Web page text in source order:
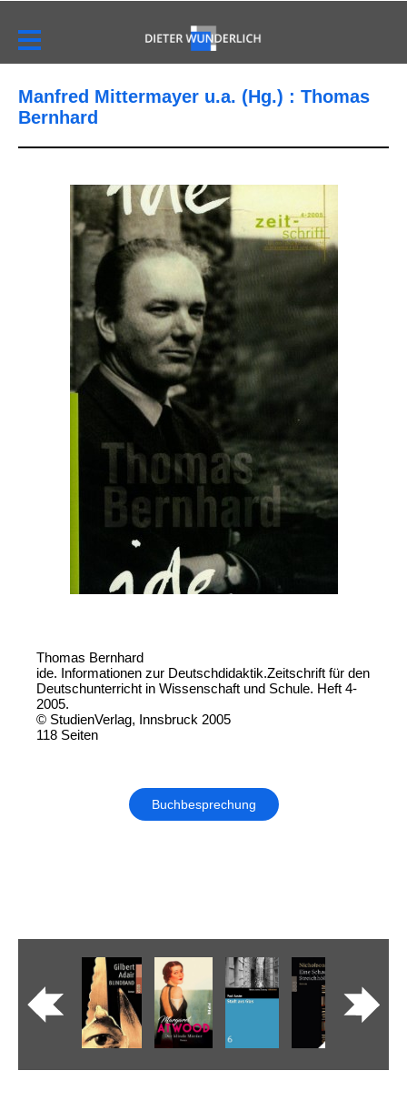
Manfred Mittermayer u.a. (Hg.) : Thomas
Bernhard
Thomas Bernhard
ide. Informationen zur Deutschdidaktik.Zeitschrift für den
Deutschunterricht in Wissenschaft und Schule. Heft 4-
2005.
© StudienVerlag, Innsbruck 2005
118 Seiten
Buchbesprechung